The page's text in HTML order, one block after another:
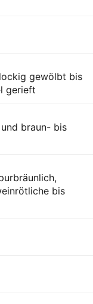
gewölbt bis
gerieft
braun- bis
bis